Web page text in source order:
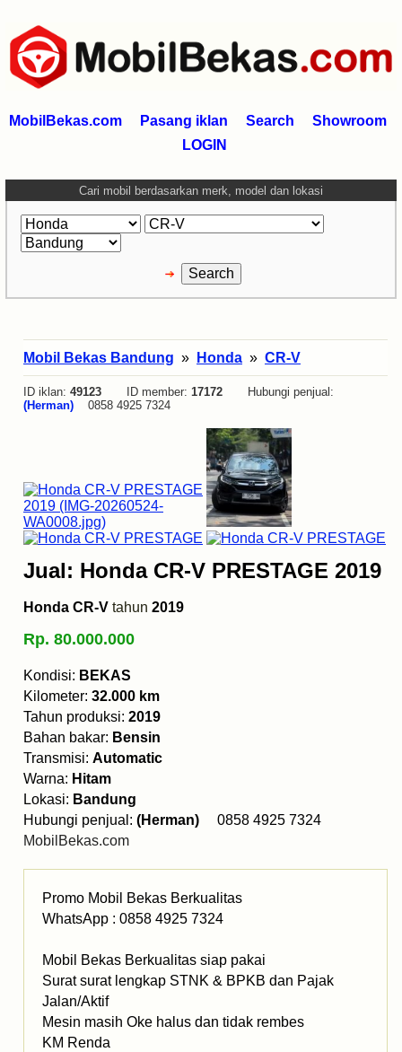
MobilBekas.com Pasang iklan Search
Showroom
LOGIN
Cari mobil berdasarkan merk, model dan lokasi
Mobil Bekas Bandung » Honda » CR-V
ID iklan: 49123 ID member: 17172 Hubungi penjual:
(Herman)
0858 4925 7324
Jual: Honda CR-V PRESTAGE 2019
Honda CR-V tahun 2019
Rp. 80.000.000
Kondisi: BEKAS
Kilometer: 32.000 km
Tahun produksi: 2019
Bahan bakar: Bensin
Transmisi: Automatic
Warna: Hitam
Lokasi: Bandung
Hubungi penjual: (Herman) 0858 4925 7324
MobilBekas.com
Promo Mobil Bekas Berkualitas
WhatsApp : 0858 4925 7324
Mobil Bekas Berkualitas siap pakai
Surat surat lengkap STNK & BPKB dan Pajak
Jalan/Aktif
Mesin masih Oke halus dan tidak rembes
KM Renda